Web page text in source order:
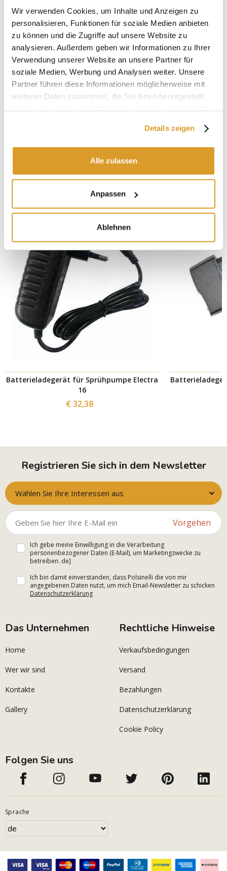
Wir verwenden Cookies, um Inhalte und Anzeigen zu
personalisieren, Funktionen für soziale Medien anbieten
zu können und die Zugriffe auf unsere Website zu
analysieren. Außerdem geben wir Informationen zu Ihrer
Verwendung unserer Website an unsere Partner für
soziale Medien, Werbung und Analysen weiter. Unsere
Partner führen diese Informationen möglicherweise mit
weiteren Daten zusammen, die Sie ihnen bereitgestellt
Details zeigen
Alle zulassen
Anpassen
Ablehnen
mit den Rückenspritzen Electra 16 kompatibel ist. Sie wurde
entwickelt, um eine zuverlässige und langlebige
Energieversorgung zu gewährleisten und bietet eine
Betriebsdauer zwischen 3 und 8 Stunden, abhängig vom
verwendeten Druck, sodass sie für den unterbrechungsfreien
Einsatz geeignet ist.
Die Ladezeit beträgt ca. 4 Stunden, was eine schnelle
Wiederherstellung der vollen Betriebsbereitschaft ermöglicht.
Kompakt und leicht, ist diese Batterie die ideale Lösung, um
Ihr Gerät stets einsatzbereit zu halten.
Electra 16
ÄHNLICHE PRODUKTE
Batterieladegerät für Sprühpumpe Electra
16
€ 32,38
Registrieren Sie sich in dem Newsletter
Wählen Sie Ihre Interessen aus
Vorgehen
Ich gebe meine Einwilligung in die Verarbeitung
personenbezogener Daten (E-Mail), um Marketingzwecke zu
betreiben. de]
Ich bin damit einverstanden, dass Polsinelli die von mir
angegebenen Daten nutzt, um mich Email-Newsletter zu schicken
Datenschutzerklärung
Das Unternehmen
Home
Wer wir sind
Kontakte
Gallery
Rechtliche Hinweise
Verkaufsbedingungen
Versand
Bezahlungen
Datenschutzerklärung
Cookie Policy
Folgen Sie uns
Sprache